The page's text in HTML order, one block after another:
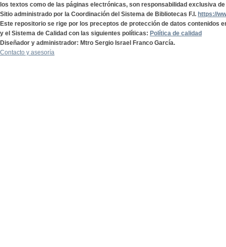
los textos como de las páginas electrónicas, son responsabilidad exclusiva
Sitio administrado por la Coordinación del Sistema de Bibliotecas F.I. https://
Este repositorio se rige por los preceptos de protección de datos contenidos
y el Sistema de Calidad con las siguientes políticas: Política de calidad
Diseñador y administrador: Mtro Sergio Israel Franco García.
Contacto y asesoría